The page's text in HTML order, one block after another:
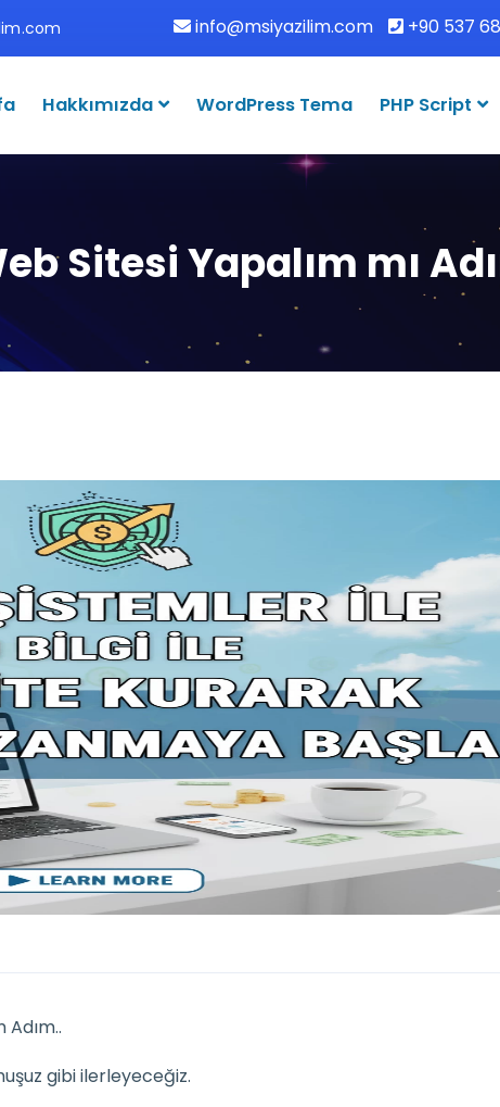
info@msiyazilim.com +90 537
Hakkımızda WordPress Tema PHP Script
Sitesi Yapalım mı
Adım..
gibi ilerleyeceğiz.